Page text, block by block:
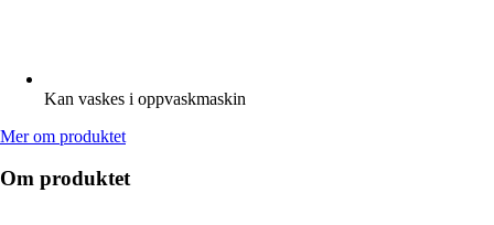
Kan vaskes i oppvaskmaskin
Mer om produktet
Om produktet